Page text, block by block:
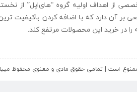
از اهداف اولیه گروه “های‌اپل” از
بر آن دارد که با اضافه کردن باکیفیت
را در خرید این محصولات مرتفع کند.
است | تمامی حقوق مادی و معنوی محفوظ